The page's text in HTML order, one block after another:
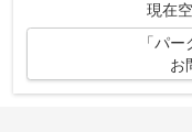
現在
「パ
お